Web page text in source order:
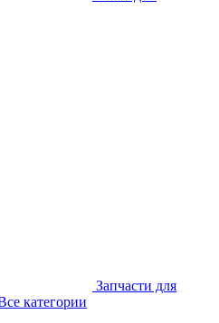
Запчасти для
категории